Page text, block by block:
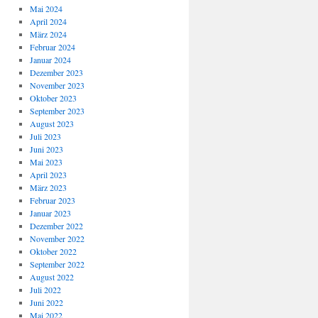
Mai 2024
April 2024
März 2024
Februar 2024
Januar 2024
Dezember 2023
November 2023
Oktober 2023
September 2023
August 2023
Juli 2023
Juni 2023
Mai 2023
April 2023
März 2023
Februar 2023
Januar 2023
Dezember 2022
November 2022
Oktober 2022
September 2022
August 2022
Juli 2022
Juni 2022
Mai 2022